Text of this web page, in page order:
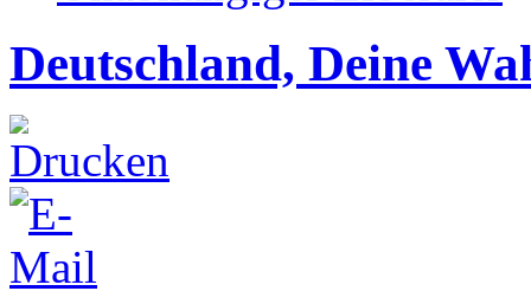
Deutschland, Deine